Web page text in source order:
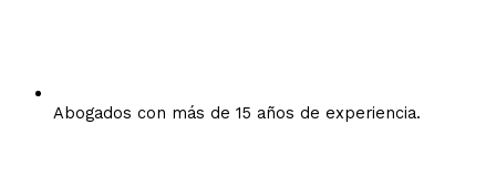
Abogados con más de 15 años de experiencia.